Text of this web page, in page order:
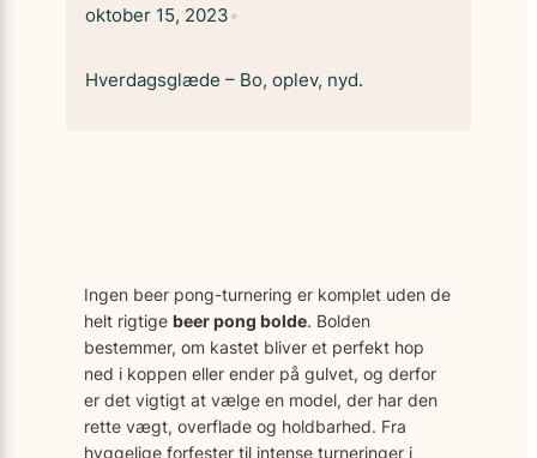
oktober 15, 2023•
Hverdagsglæde – Bo, oplev, nyd.
Ingen beer pong-turnering er komplet uden de
helt rigtige beer pong bolde. Bolden
bestemmer, om kastet bliver et perfekt hop
ned i koppen eller ender på gulvet, og derfor
er det vigtigt at vælge en model, der har den
rette vægt, overflade og holdbarhed. Fra
hyggelige forfester til intense turneringer i